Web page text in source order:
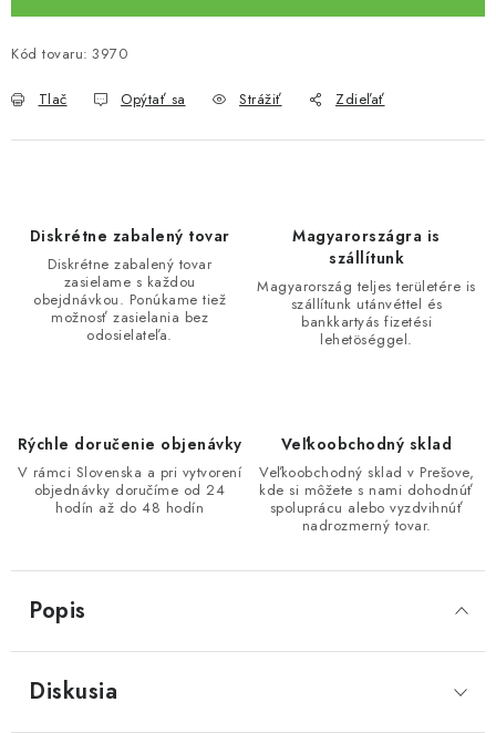
Kód tovaru: 3970
Tlač Opýtať sa Strážiť Zdieľať
Diskrétne zabalený tovar
Diskrétne zabalený tovar
zasielame s každou
obejdnávkou. Ponúkame tiež
možnosť zasielania bez
odosielateľa.
Magyarországra is
szállítunk
Magyarország teljes területére is
szállítunk utánvéttel és
bankkartyás fizetési
lehetöséggel.
Rýchle doručenie objenávky
V rámci Slovenska a pri vytvorení
objednávky doručíme od 24
hodín až do 48 hodín
Veľkoobchodný sklad
Veľkoobchodný sklad v Prešove,
kde si môžete s nami dohodnúť
spoluprácu alebo vyzdvihnúť
nadrozmerný tovar.
Popis
Diskusia